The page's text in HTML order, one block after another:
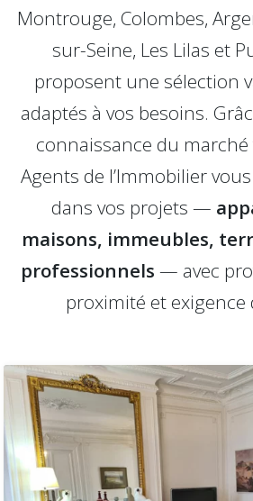
Montrouge, Colombes,
sur-Seine, Les Lilas et
proposent une sélection
adaptés à vos besoins.
connaissance du marché
Agents de l’Immobilier
dans vos projets —
maisons, immeubles,
professionnels — avec
proximité et exigence